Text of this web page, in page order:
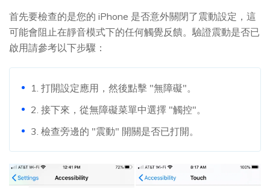
首先要檢查的是您的 iPhone 是否意外關閉了震動設定，這
可能會阻止在靜音模式下的任何觸覺反饋。驗證震動是否已
啟用請參考以下步驟：
1. 打開設定應用，然後點擊 "無障礙"。
2. 接下來，從無障礙菜單中選擇 "觸控"。
3. 檢查旁邊的 "震動" 開關是否已打開。